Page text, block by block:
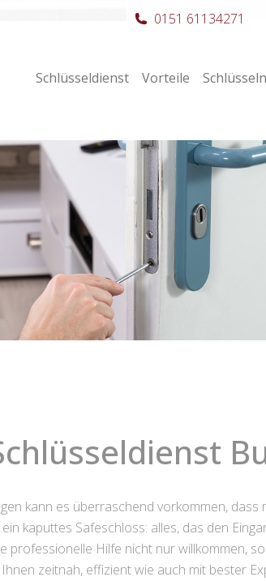
Schlüsseldienst Vorteile
0151 61134271
kann es überraschend vorkommen, dass
kaputtes Safeschloss: alles, das den
professionelle Hilfe nicht nur willkommen,
zeitnah, effizient wie auch mit bester